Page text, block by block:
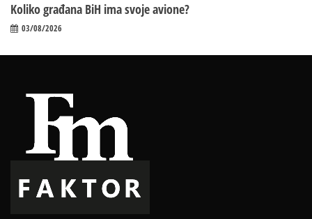
Koliko građana BiH ima svoje avione?
03/08/2026